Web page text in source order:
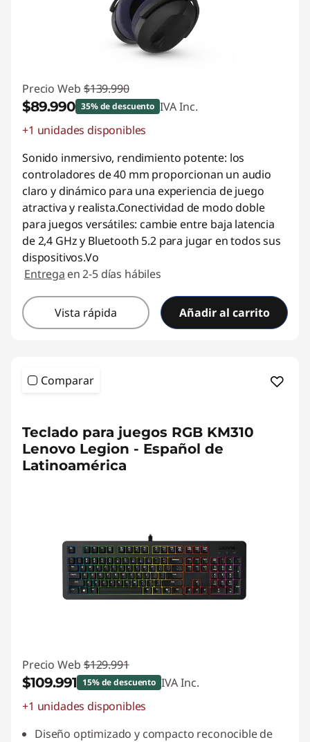
Precio Web $139.990
$89.990 35% de descuento IVA Inc.
Ahorros instantáneos :
+1 unidades disponibles
Sonido inmersivo, rendimiento potente: los
controladores de 40 mm proporcionan un audio
claro y dinámico para una experiencia de juego
atractiva y realista.Conectividad de modo doble
para juegos versátiles: cambie entre baja latencia
de 2,4 GHz y Bluetooth 5.2 para jugar en todos sus
dispositivos.Vo
Entrega en 2-5 días hábiles
Vista rápida Añadir al carrito
Comparar
Teclado para juegos RGB KM310
Lenovo Legion - Español de
Latinoamérica
Precio Web $129.991
$109.991 15% de descuento IVA Inc.
Ahorros instantáneos :
+1 unidades disponibles
Diseño optimizado y compacto reconocible de